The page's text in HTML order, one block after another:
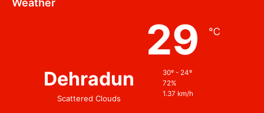
Weather
Dehradun
Scattered Clouds
29 ℃
30º - 24º
72%
1.37 km/h